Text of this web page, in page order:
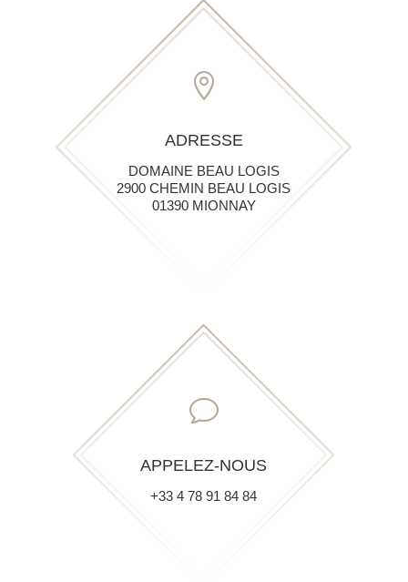

ADRESSE
DOMAINE BEAU LOGIS
2900 CHEMIN BEAU LOGIS
01390 MIONNAY
v
APPELEZ-NOUS
+33 4 78 91 84 84